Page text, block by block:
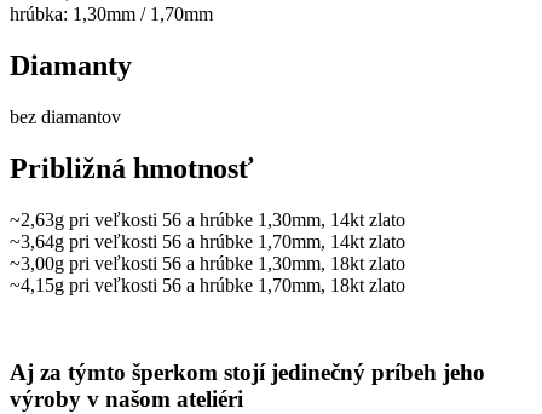
hrúbka: 1,30mm / 1,70mm
Diamanty
bez diamantov
Približná hmotnosť
~2,63g pri veľkosti 56 a hrúbke 1,30mm, 14kt zlato
~3,64g pri veľkosti 56 a hrúbke 1,70mm, 14kt zlato
~3,00g pri veľkosti 56 a hrúbke 1,30mm, 18kt zlato
~4,15g pri veľkosti 56 a hrúbke 1,70mm, 18kt zlato
Aj za týmto šperkom stojí jedinečný príbeh jeho
výroby v našom ateliéri